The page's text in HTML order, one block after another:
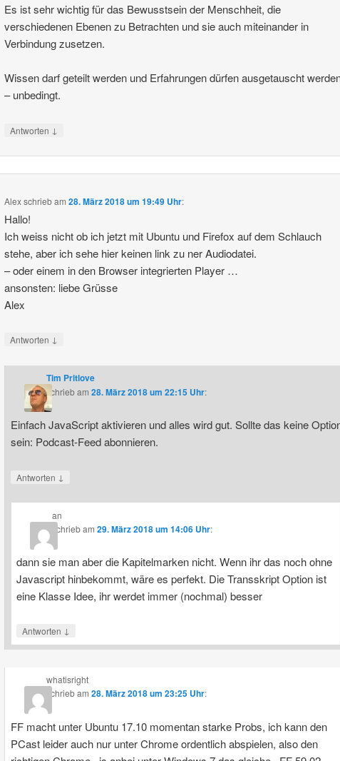
Es ist sehr wichtig für das Bewusstsein der Menschheit, die
verschiedenen Ebenen zu Betrachten und sie auch miteinander in
Verbindung zusetzen.
Wissen darf geteilt werden und Erfahrungen dürfen ausgetauscht
– unbedingt.
Antworten ↓
Alexschriebam28. März 2018 um 19:49 Uhr:
Hallo!
Ich weiss nicht ob ich jetzt mit Ubuntu und Firefox auf dem Schlauch
stehe, aber ich sehe hier keinen link zu ner Audiodatei.
– oder einem in den Browser integrierten Player …
ansonsten: liebe Grüsse
Alex
Antworten ↓
Tim Pritlove
schriebam 28. März 2018 um 22:15 Uhr:
Einfach JavaScript aktivieren und alles wird gut. Sollte das keine
sein: Podcast-Feed abonnieren.
Antworten ↓
an
schriebam29. März 2018 um 14:06 Uhr:
dann sie man aber die Kapitelmarken nicht. Wenn ihr das noch ohne
Javascript hinbekommt, wäre es perfekt. Die Transskript Option ist
eine Klasse Idee, ihr werdet immer (nochmal) besser
Antworten ↓
whatisright
schriebam 28. März 2018 um 23:25 Uhr:
FF macht unter Ubuntu 17.10 momentan starke Probs, ich kann den
PCast leider auch nur unter Chrome ordentlich abspielen, also den